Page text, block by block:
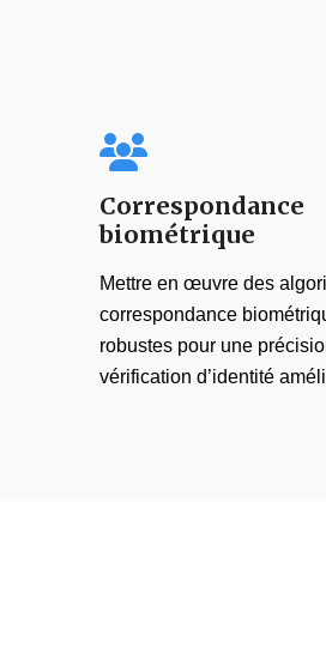
Correspondance
biométrique
Mettre en œuvre des
correspondance
robustes pour une
vérification d’identité